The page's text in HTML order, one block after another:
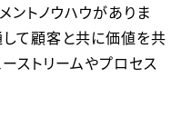
ントノウハウがありま
して顧客と共に価値を共
ストリームやプロセス